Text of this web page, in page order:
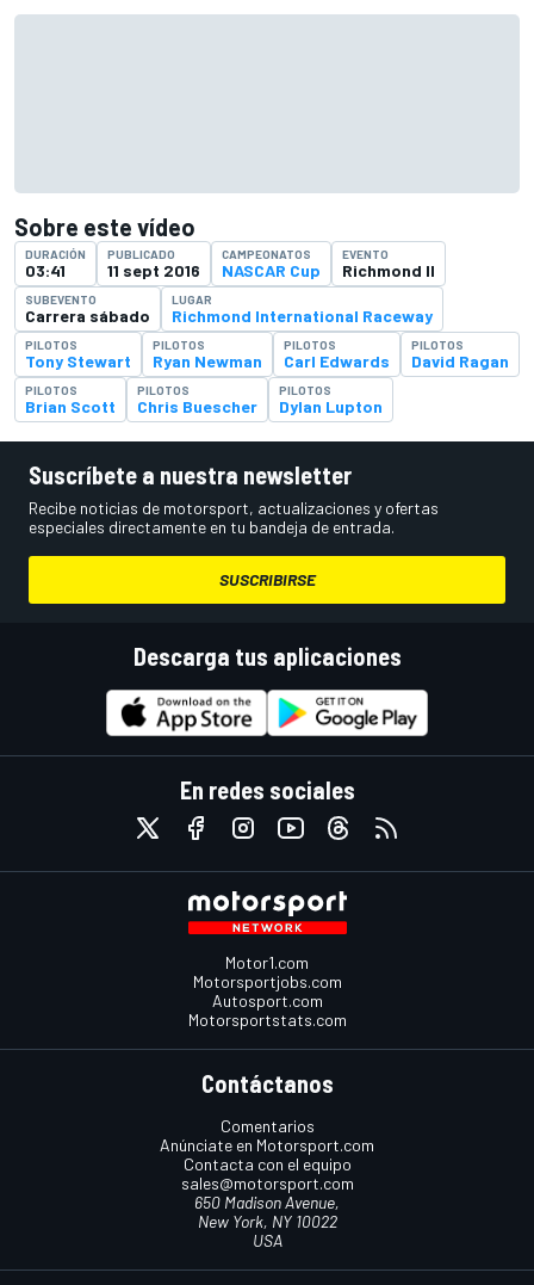
Sobre este vídeo
DURACIÓN
03:41
PUBLICADO
11 sept 2016
CAMPEONATOS
NASCAR Cup
EVENTO
Richmond II
SUBEVENTO
Carrera sábado
LUGAR
Richmond International Raceway
PILOTOS
Tony Stewart
PILOTOS
Ryan Newman
PILOTOS
Carl Edwards
PILOTOS
David Ragan
PILOTOS
Brian Scott
PILOTOS
Chris Buescher
PILOTOS
Dylan Lupton
Suscríbete a nuestra newsletter
Recibe noticias de motorsport, actualizaciones y ofertas
especiales directamente en tu bandeja de entrada.
SUSCRIBIRSE
Descarga tus aplicaciones
En redes sociales
Motor1.com
Motorsportjobs.com
Autosport.com
Motorsportstats.com
Contáctanos
Comentarios
Anúnciate en Motorsport.com
Contacta con el equipo
sales@motorsport.com
650 Madison Avenue,
New York, NY 10022
USA